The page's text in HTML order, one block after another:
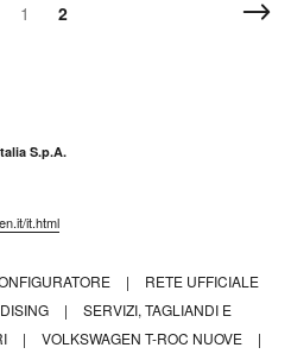
1 2
S.p.A.
it.html
|
RETE UFFICIALE
|
SERVIZI, TAGLIANDI E
| VOLKSWAGEN T-ROC NUOVE
|